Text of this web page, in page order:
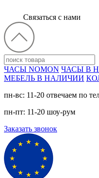
Связаться с нами
ЧАСЫ NOMON ЧАСЫ В
МЕБЕЛЬ В НАЛИЧИИ
пн-вс: 11-20 отвечаем по
пн-пт: 11-20 шоу-рум
Заказать звонок